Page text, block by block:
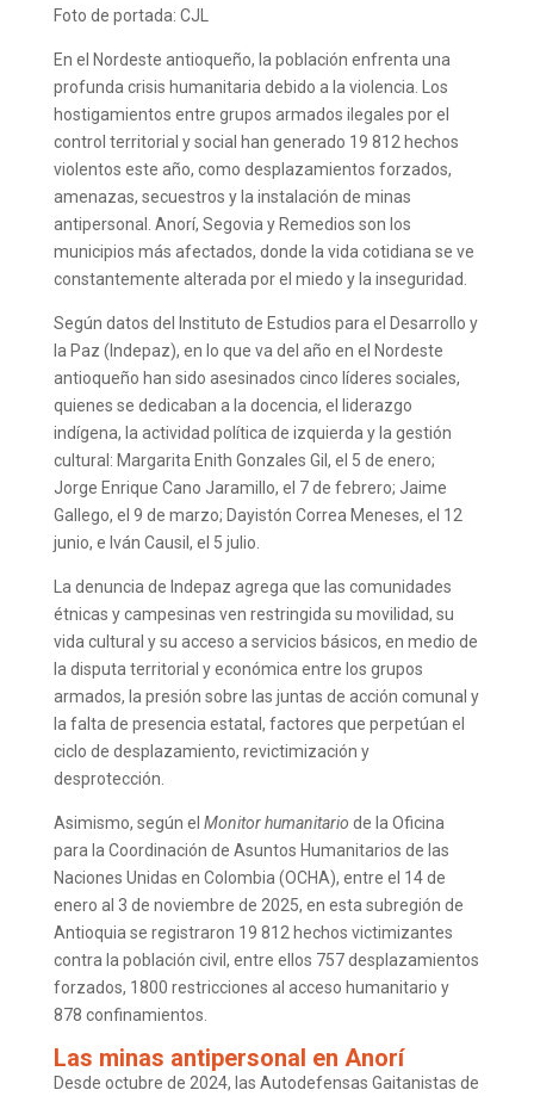
Foto de portada: CJL
En el Nordeste antioqueño, la población enfrenta una
profunda crisis humanitaria debido a la violencia. Los
hostigamientos entre grupos armados ilegales por el
control territorial y social han generado 19 812 hechos
violentos este año, como desplazamientos forzados,
amenazas, secuestros y la instalación de minas
antipersonal. Anorí, Segovia y Remedios son los
municipios más afectados, donde la vida cotidiana se ve
constantemente alterada por el miedo y la inseguridad.
Según datos del Instituto de Estudios para el Desarrollo y
la Paz (Indepaz), en lo que va del año en el Nordeste
antioqueño han sido asesinados cinco líderes sociales,
quienes se dedicaban a la docencia, el liderazgo
indígena, la actividad política de izquierda y la gestión
cultural: Margarita Enith Gonzales Gil, el 5 de enero;
Jorge Enrique Cano Jaramillo, el 7 de febrero; Jaime
Gallego, el 9 de marzo; Dayistón Correa Meneses, el 12
junio, e Iván Causil, el 5 julio.
La denuncia de Indepaz agrega que las comunidades
étnicas y campesinas ven restringida su movilidad, su
vida cultural y su acceso a servicios básicos, en medio de
la disputa territorial y económica entre los grupos
armados, la presión sobre las juntas de acción comunal y
la falta de presencia estatal, factores que perpetúan el
ciclo de desplazamiento, revictimización y
desprotección.
Asimismo, según el Monitor humanitario de la Oficina
para la Coordinación de Asuntos Humanitarios de las
Naciones Unidas en Colombia (OCHA), entre el 14 de
enero al 3 de noviembre de 2025, en esta subregión de
Antioquia se registraron 19 812 hechos victimizantes
contra la población civil, entre ellos 757 desplazamientos
forzados, 1800 restricciones al acceso humanitario y
878 confinamientos.
Las minas antipersonal en Anorí
Desde octubre de 2024, las Autodefensas Gaitanistas de